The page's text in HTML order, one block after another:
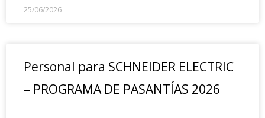
25/06/2026
Personal para SCHNEIDER ELECTRIC
– PROGRAMA DE PASANTÍAS 2026